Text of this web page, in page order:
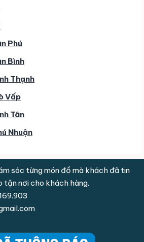
Phú
Bình
Thạnh
Vấp
Tân
Nhuận
sóc từng món đồ mà khách đã tin
nơi cho khách hàng.